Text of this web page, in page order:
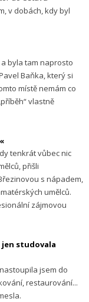
v dobách, kdy byl
byla tam naprosto
Baňka, který si
místě nemám co
vlastně
tenkrát vůbec nic
přišli
s nápadem,
umělců.
zájmovou
jen studovala
jsem do
restaurování...